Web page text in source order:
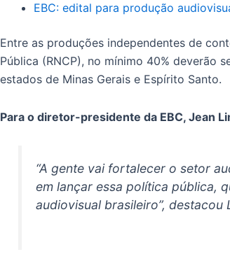
EBC: edital para produção
Entre as produções independentes de
Pública (RNCP), no mínimo 40% deverão
estados de Minas Gerais e Espírito Santo.
Para o diretor-presidente da EBC, Jean
“A gente vai fortalecer o setor
em lançar essa política pública,
audiovisual brasileiro”, destacou